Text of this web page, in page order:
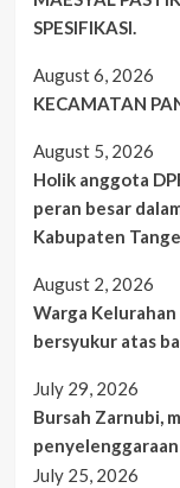
SPESIFIKASI.
August 6, 2026
KECAMATAN
August 5, 2026
Holik anggota
peran besar
Kabupaten
August 2, 2026
Warga Kelurahan
bersyukur atas
July 29, 2026
Bursah Zarnubi,
July 25, 2026